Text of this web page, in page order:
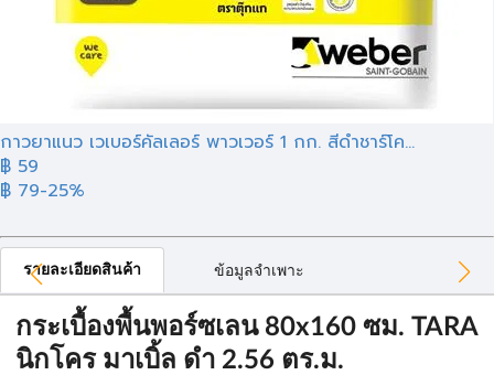
กาวยาแนว เวเบอร์คัลเลอร์ พาวเวอร์ 1 กก. สีดำชาร์โค...
฿ 59
฿ 79-25%
รายละเอียดสินค้า ข้อมูลจำเพาะ
กระเบื้องพื้นพอร์ซเลน 80x160 ซม. TARA
นิกโคร มาเบิ้ล ดำ 2.56 ตร.ม.